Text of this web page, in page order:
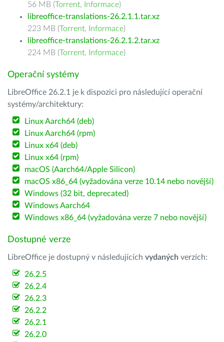
56 MB (Torrent, Informace)
libreoffice-translations-26.2.1.1.tar.xz
223 MB (Torrent, Informace)
libreoffice-translations-26.2.1.2.tar.xz
224 MB (Torrent, Informace)
Operační systémy
LibreOffice 26.2.1 je k dispozici pro následující operační
systémy/architektury:
Linux Aarch64 (deb)
Linux Aarch64 (rpm)
Linux x64 (deb)
Linux x64 (rpm)
macOS (Aarch64/Apple Silicon)
macOS x86_64 (vyžadována verze 10.14 nebo novější)
Windows (32 bit, deprecated)
Windows Aarch64
Windows x86_64 (vyžadována verze 7 nebo novější)
Dostupné verze
LibreOffice je dostupný v následujících vydaných verzích:
26.2.5
26.2.4
26.2.3
26.2.2
26.2.1
26.2.0